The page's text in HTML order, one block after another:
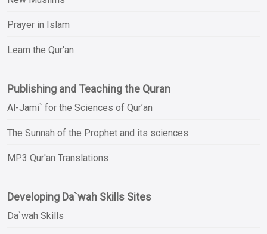
Prayer in Islam
Learn the Qur'an
Publishing and Teaching the Quran
Al-Jami` for the Sciences of Qur’an
The Sunnah of the Prophet and its sciences
MP3 Qur'an Translations
Developing Da`wah Skills Sites
Da`wah Skills